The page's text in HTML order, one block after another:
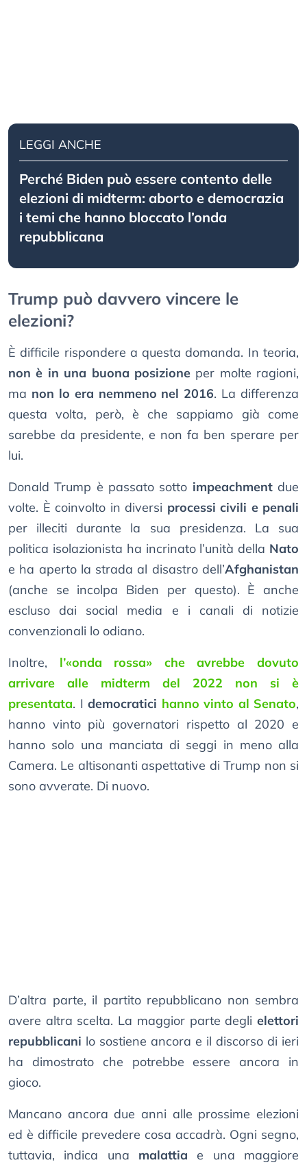
LEGGI ANCHE
Perché Biden può essere contento delle
elezioni di midterm: aborto e democrazia
i temi che hanno bloccato l’onda
repubblicana
Trump può davvero vincere le
elezioni?
È difficile rispondere a questa domanda. In teoria,
non è in una buona posizioneper molte ragioni,
ma non lo era nemmeno nel 2016. La differenza
questa volta, però, è che sappiamo già come
sarebbe da presidente, e non fa ben sperare per
lui.
Donald Trump è passato sotto impeachmentdue
volte. È coinvolto in diversi processi civili e penali
per illeciti durante la sua presidenza. La sua
politica isolazionista ha incrinato l’unità della Nato
e ha aperto la strada al disastro dell’Afghanistan
(anche se incolpa Biden per questo). È anche
escluso dai social media e i canali di notizie
convenzionali lo odiano.
Inoltre, l’«onda rossa» che avrebbe dovuto
arrivare alle midterm del 2022 non si è
presentata. I democratici hanno vinto al Senato,
hanno vinto più governatori rispetto al 2020 e
hanno solo una manciata di seggi in meno alla
Camera. Le altisonanti aspettative di Trump non si
sono avverate. Di nuovo.
D’altra parte, il partito repubblicano non sembra
avere altra scelta. La maggior parte degli elettori
repubblicani lo sostiene ancora e il discorso di ieri
ha dimostrato che potrebbe essere ancora in
gioco.
Mancano ancora due anni alle prossime elezioni
ed è difficile prevedere cosa accadrà. Ogni segno,
tuttavia, indica una malattia e una maggiore